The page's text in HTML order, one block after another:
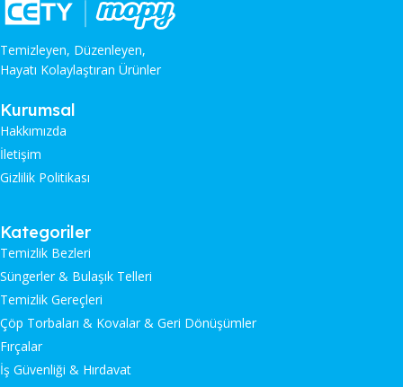
Temizleyen, Düzenleyen,
Hayatı Kolaylaştıran Ürünler
Kurumsal
Hakkımızda
İletişim
Gizlilik Politikası
Kategoriler
Temizlik Bezleri
Süngerler & Bulaşık Telleri
Temizlik Gereçleri
Çöp Torbaları & Kovalar & Geri Dönüşümler
Fırçalar
İş Güvenliği & Hırdavat